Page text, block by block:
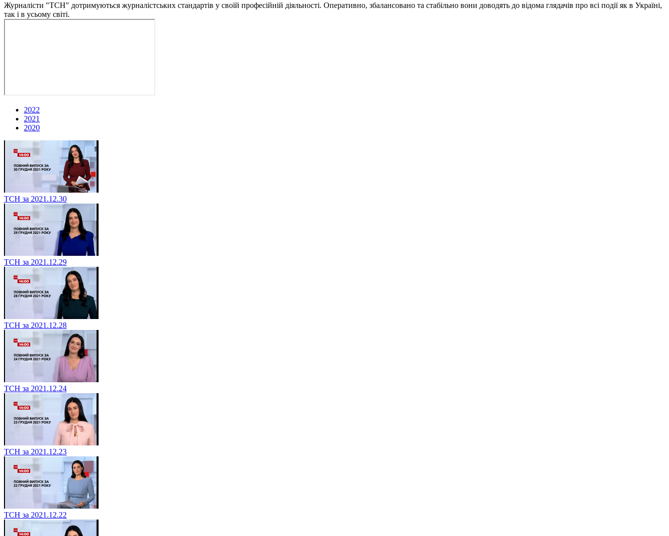
Журналісти "ТСН" дотримуються журналістських стандартів у своїй професійній діяльності. Оперативно, збалансовано та стабільно вони доводять до відома глядачів про всі події як в Україні,
так і в усьому світі.
2022
2021
2020
ТСН за 2021.12.30
ТСН за 2021.12.29
ТСН за 2021.12.28
ТСН за 2021.12.24
ТСН за 2021.12.23
ТСН за 2021.12.22